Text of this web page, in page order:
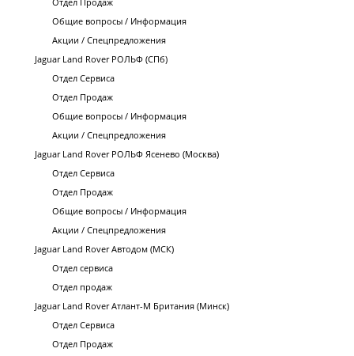
Общие вопросы / Информация
Акции / Спецпредложения
Jaguar Land Rover РОЛЬФ (СПб)
Отдел Сервиса
Отдел Продаж
Общие вопросы / Информация
Акции / Спецпредложения
Jaguar Land Rover РОЛЬФ Ясенево (Москва)
Отдел Сервиса
Отдел Продаж
Общие вопросы / Информация
Акции / Спецпредложения
Jaguar Land Rover Автодом (МСК)
Отдел сервиса
Отдел продаж
Jaguar Land Rover Атлант-М Британия (Минск)
Отдел Сервиса
Отдел Продаж